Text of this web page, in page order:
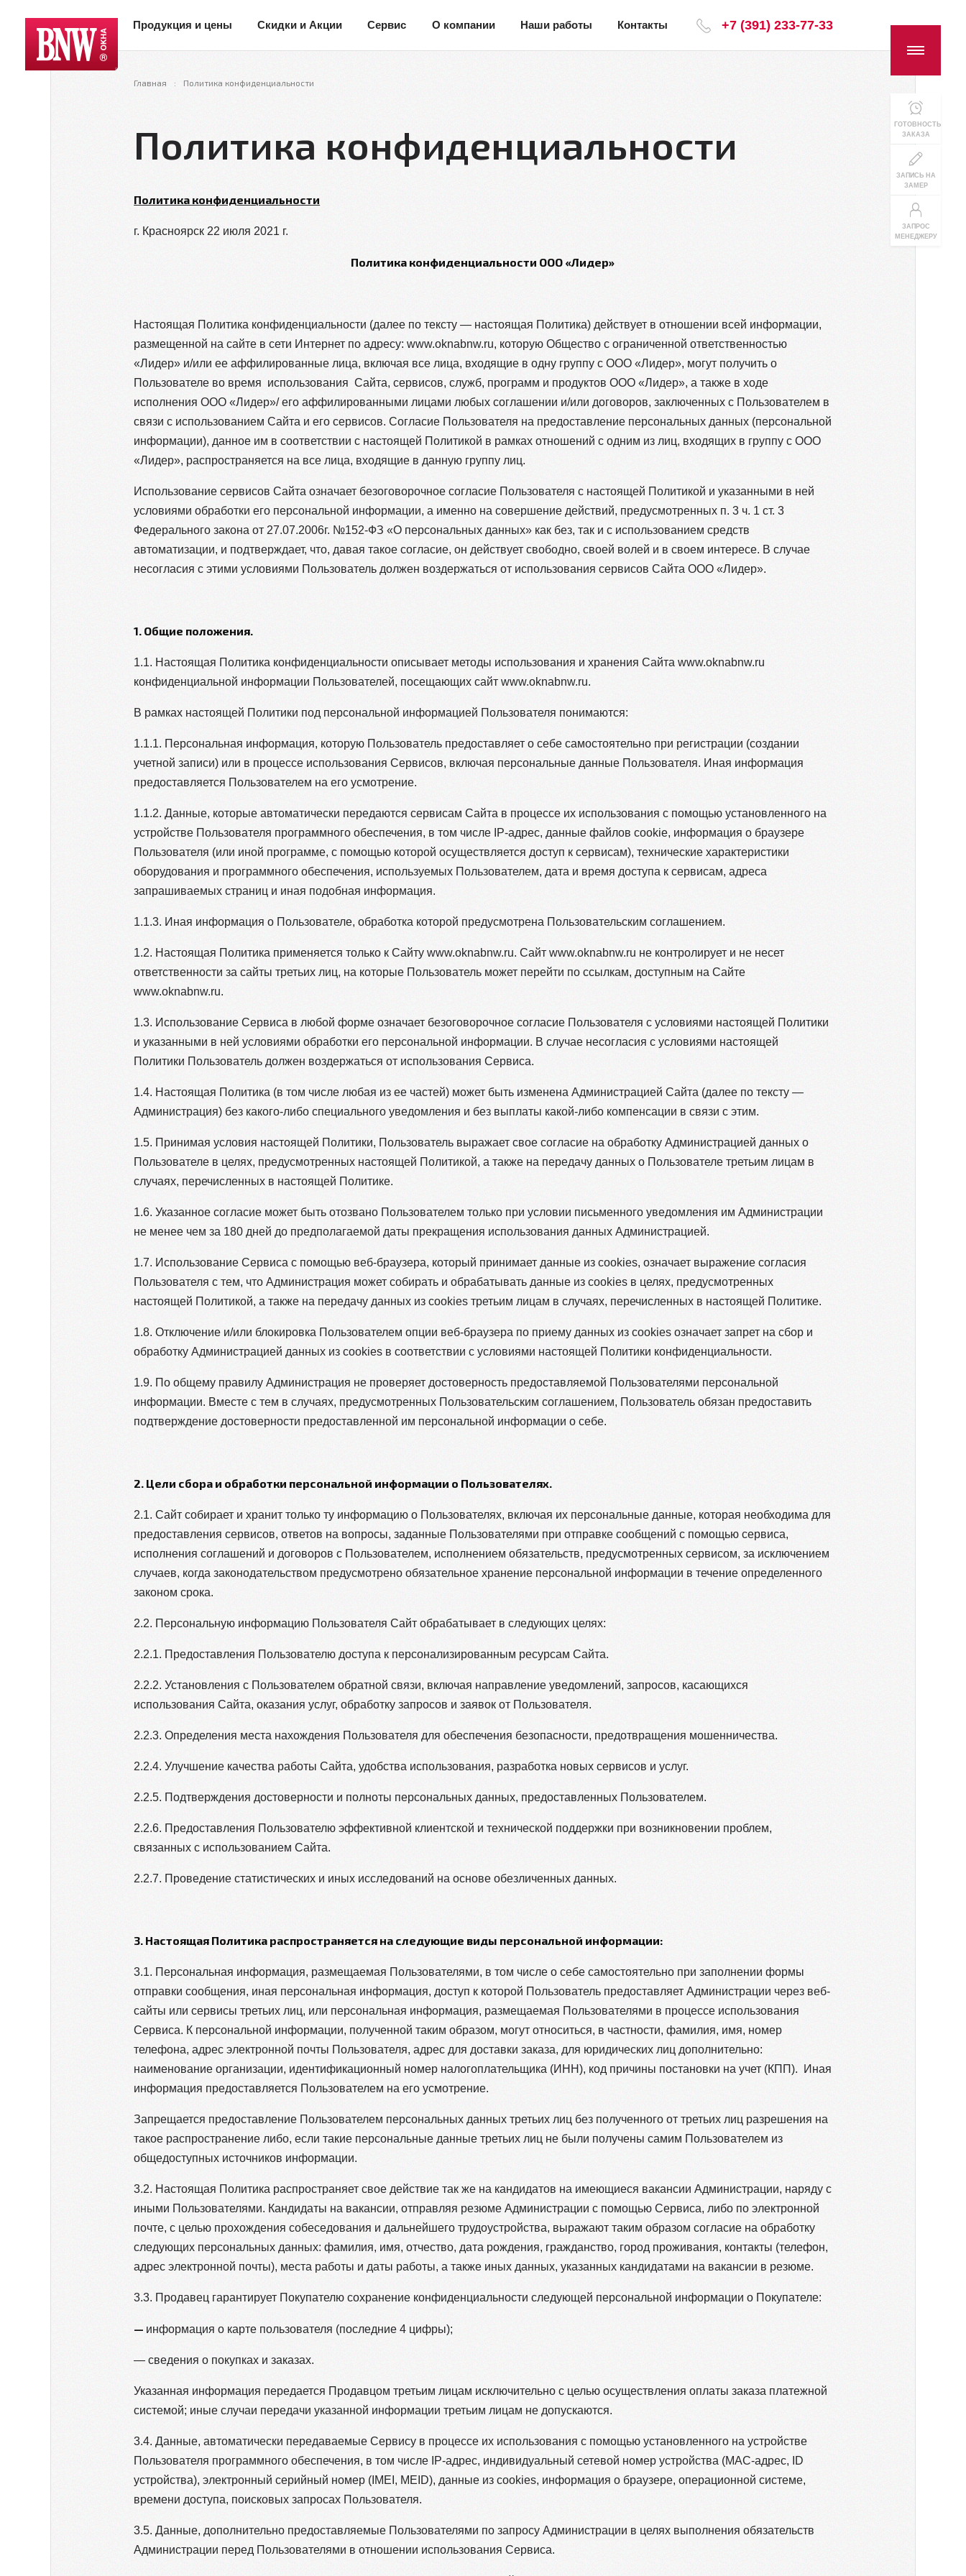
Продукция и цены Скидки и Акции Сервис О компании Наши работы Контакты +7 (391) 233-77-33
ГОТОВНОСТЬ
ЗАКАЗА
ЗАПИСЬ НА
ЗАМЕР
ЗАПРОС
МЕНЕДЖЕРУ
Главная Политика конфиденциальности
Политика конфиденциальности
Политика конфиденциальности
г. Красноярск 22 июля 2021 г.
Политика конфиденциальности ООО «Лидер»
Настоящая Политика конфиденциальности (далее по тексту — настоящая Политика) действует в отношении всей информации,
размещенной на сайте в сети Интернет по адресу: www.oknabnw.ru, которую Общество с ограниченной ответственностью
«Лидер» и/или ее аффилированные лица, включая все лица, входящие в одну группу с ООО «Лидер», могут получить о
Пользователе во время использования Сайта, сервисов, служб, программ и продуктов ООО «Лидер», а также в ходе
исполнения ООО «Лидер»/ его аффилированными лицами любых соглашении и/или договоров, заключенных с Пользователем в
связи с использованием Сайта и его сервисов. Согласие Пользователя на предоставление персональных данных (персональной
информации), данное им в соответствии с настоящей Политикой в рамках отношений с одним из лиц, входящих в группу с ООО
«Лидер», распространяется на все лица, входящие в данную группу лиц.
Использование сервисов Сайта означает безоговорочное согласие Пользователя с настоящей Политикой и указанными в ней
условиями обработки его персональной информации, а именно на совершение действий, предусмотренных п. 3 ч. 1 ст. 3
Федерального закона от 27.07.2006г. №152-ФЗ «О персональных данных» как без, так и с использованием средств
автоматизации, и подтверждает, что, давая такое согласие, он действует свободно, своей волей и в своем интересе. В случае
несогласия с этими условиями Пользователь должен воздержаться от использования сервисов Сайта ООО «Лидер».
1. Общие положения.
1.1. Настоящая Политика конфиденциальности описывает методы использования и хранения Сайта www.oknabnw.ru
конфиденциальной информации Пользователей, посещающих сайт www.oknabnw.ru.
В рамках настоящей Политики под персональной информацией Пользователя понимаются:
1.1.1. Персональная информация, которую Пользователь предоставляет о себе самостоятельно при регистрации (создании
учетной записи) или в процессе использования Сервисов, включая персональные данные Пользователя. Иная информация
предоставляется Пользователем на его усмотрение.
1.1.2. Данные, которые автоматически передаются сервисам Сайта в процессе их использования с помощью установленного на
устройстве Пользователя программного обеспечения, в том числе IP-адрес, данные файлов cookie, информация о браузере
Пользователя (или иной программе, с помощью которой осуществляется доступ к сервисам), технические характеристики
оборудования и программного обеспечения, используемых Пользователем, дата и время доступа к сервисам, адреса
запрашиваемых страниц и иная подобная информация.
1.1.3. Иная информация о Пользователе, обработка которой предусмотрена Пользовательским соглашением.
1.2. Настоящая Политика применяется только к Сайту www.oknabnw.ru. Сайт www.oknabnw.ru не контролирует и не несет
ответственности за сайты третьих лиц, на которые Пользователь может перейти по ссылкам, доступным на Сайте
www.oknabnw.ru.
1.3. Использование Сервиса в любой форме означает безоговорочное согласие Пользователя с условиями настоящей Политики
и указанными в ней условиями обработки его персональной информации. В случае несогласия с условиями настоящей
Политики Пользователь должен воздержаться от использования Сервиса.
1.4. Настоящая Политика (в том числе любая из ее частей) может быть изменена Администрацией Сайта (далее по тексту —
Администрация) без какого-либо специального уведомления и без выплаты какой-либо компенсации в связи с этим.
1.5. Принимая условия настоящей Политики, Пользователь выражает свое согласие на обработку Администрацией данных о
Пользователе в целях, предусмотренных настоящей Политикой, а также на передачу данных о Пользователе третьим лицам в
случаях, перечисленных в настоящей Политике.
1.6. Указанное согласие может быть отозвано Пользователем только при условии письменного уведомления им Администрации
не менее чем за 180 дней до предполагаемой даты прекращения использования данных Администрацией.
1.7. Использование Сервиса с помощью веб-браузера, который принимает данные из cookies, означает выражение согласия
Пользователя с тем, что Администрация может собирать и обрабатывать данные из cookies в целях, предусмотренных
настоящей Политикой, а также на передачу данных из cookies третьим лицам в случаях, перечисленных в настоящей Политике.
1.8. Отключение и/или блокировка Пользователем опции веб-браузера по приему данных из cookies означает запрет на сбор и
обработку Администрацией данных из cookies в соответствии с условиями настоящей Политики конфиденциальности.
1.9. По общему правилу Администрация не проверяет достоверность предоставляемой Пользователями персональной
информации. Вместе с тем в случаях, предусмотренных Пользовательским соглашением, Пользователь обязан предоставить
подтверждение достоверности предоставленной им персональной информации о себе.
2. Цели сбора и обработки персональной информации о Пользователях.
2.1. Сайт собирает и хранит только ту информацию о Пользователях, включая их персональные данные, которая необходима для
предоставления сервисов, ответов на вопросы, заданные Пользователями при отправке сообщений с помощью сервиса,
исполнения соглашений и договоров с Пользователем, исполнением обязательств, предусмотренных сервисом, за исключением
случаев, когда законодательством предусмотрено обязательное хранение персональной информации в течение определенного
законом срока.
2.2. Персональную информацию Пользователя Сайт обрабатывает в следующих целях:
2.2.1. Предоставления Пользователю доступа к персонализированным ресурсам Сайта.
2.2.2. Установления с Пользователем обратной связи, включая направление уведомлений, запросов, касающихся
использования Сайта, оказания услуг, обработку запросов и заявок от Пользователя.
2.2.3. Определения места нахождения Пользователя для обеспечения безопасности, предотвращения мошенничества.
2.2.4. Улучшение качества работы Сайта, удобства использования, разработка новых сервисов и услуг.
2.2.5. Подтверждения достоверности и полноты персональных данных, предоставленных Пользователем.
2.2.6. Предоставления Пользователю эффективной клиентской и технической поддержки при возникновении проблем,
связанных с использованием Сайта.
2.2.7. Проведение статистических и иных исследований на основе обезличенных данных.
3. Настоящая Политика распространяется на следующие виды персональной информации:
3.1. Персональная информация, размещаемая Пользователями, в том числе о себе самостоятельно при заполнении формы
отправки сообщения, иная персональная информация, доступ к которой Пользователь предоставляет Администрации через веб-
сайты или сервисы третьих лиц, или персональная информация, размещаемая Пользователями в процессе использования
Сервиса. К персональной информации, полученной таким образом, могут относиться, в частности, фамилия, имя, номер
телефона, адрес электронной почты Пользователя, адрес для доставки заказа, для юридических лиц дополнительно:
наименование организации, идентификационный номер налогоплательщика (ИНН), код причины постановки на учет (КПП). Иная
информация предоставляется Пользователем на его усмотрение.
Запрещается предоставление Пользователем персональных данных третьих лиц без полученного от третьих лиц разрешения на
такое распространение либо, если такие персональные данные третьих лиц не были получены самим Пользователем из
общедоступных источников информации.
3.2. Настоящая Политика распространяет свое действие так же на кандидатов на имеющиеся вакансии Администрации, наряду с
иными Пользователями. Кандидаты на вакансии, отправляя резюме Администрации с помощью Сервиса, либо по электронной
почте, с целью прохождения собеседования и дальнейшего трудоустройства, выражают таким образом согласие на обработку
следующих персональных данных: фамилия, имя, отчество, дата рождения, гражданство, город проживания, контакты (телефон,
адрес электронной почты), места работы и даты работы, а также иных данных, указанных кандидатами на вакансии в резюме.
3.3. Продавец гарантирует Покупателю сохранение конфиденциальности следующей персональной информации о Покупателе:
— информация о карте пользователя (последние 4 цифры);
— сведения о покупках и заказах.
Указанная информация передается Продавцом третьим лицам исключительно с целью осуществления оплаты заказа платежной
системой; иные случаи передачи указанной информации третьим лицам не допускаются.
3.4. Данные, автоматически передаваемые Сервису в процессе их использования с помощью установленного на устройстве
Пользователя программного обеспечения, в том числе IP-адрес, индивидуальный сетевой номер устройства (MAC-адрес, ID
устройства), электронный серийный номер (IMEI, MEID), данные из cookies, информация о браузере, операционной системе,
времени доступа, поисковых запросах Пользователя.
3.5. Данные, дополнительно предоставляемые Пользователями по запросу Администрации в целях выполнения обязательств
Администрации перед Пользователями в отношении использования Сервиса.